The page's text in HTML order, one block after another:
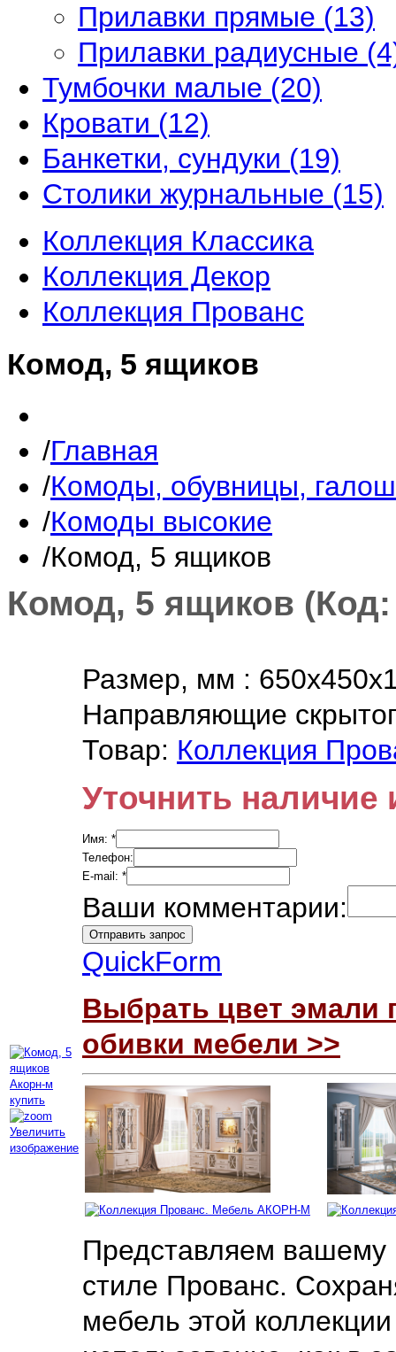
Прилавки прямые (13)
Прилавки радиусные
Тумбочки малые (20)
Кровати (12)
Банкетки, сундуки (19)
Столики журнальные (15)
Коллекция Классика
Коллекция Декор
Коллекция Прованс
Комод, 5 ящиков
Главная
Комоды, обувницы,
Комоды высокие
Комод, 5 ящиков
Комод, 5 ящиков
Увеличить
изображение
Размер, мм :
Направляющие
Товар: Коллекция
Уточнить наличие
Имя: *
Телефон:
E-mail: *
Ваши комментарии:
QuickForm
Выбрать цвет эмали
обивки мебели >>
Представляем
стиле Прованс.
мебель этой